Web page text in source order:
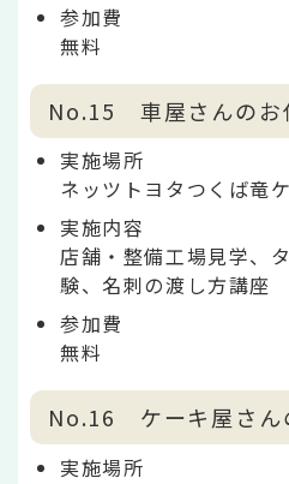
参加費
無料
No.15 車屋さんのお
実施場所
ネッツトヨタつくば竜
実施内容
店舗・整備工場見学、
験、名刺の渡し方講座
参加費
無料
No.16 ケーキ屋さん
実施場所